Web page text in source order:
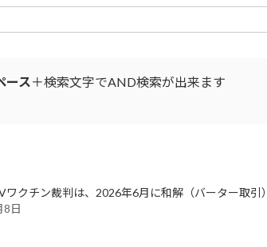
ース＋検索文字でAND検索が出来ます
ワクチン裁判は、2026年6月に和解（バーター取引）
8日